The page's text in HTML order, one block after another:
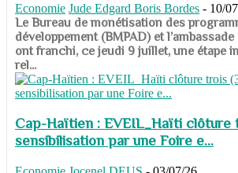
Economie Jude Edgard Boris Bordes - 10/
​​​​​​​Le Bureau de monétisation des
développement (BMPAD) et
ont franchi, ce jeudi 9 juillet, une étape
rel...
Cap-Haïtien : EVEIL_Haïti clôture
sensibilisation par une Foire e...